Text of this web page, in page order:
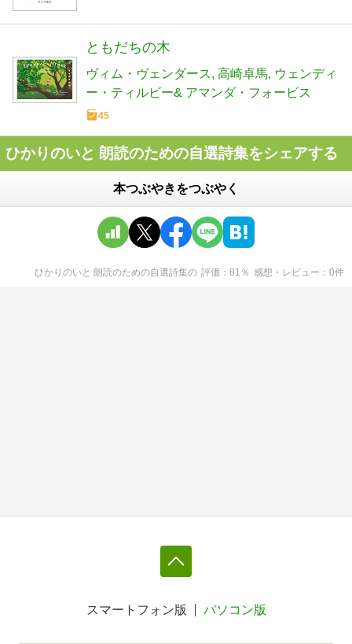
ともだちの木
ヴィム・ヴェンダース 高崎卓馬 ウェンディ
ー・ティルビー& アマンダ・フォービス
45
ひかりのいと 朗読のための自選詩集をシェアする
本つぶやきをつぶやく
ひかりのいと 朗読のための自選詩集の 評価 81 ％ 感想・レビュー 0件
スマートフォン版 パソコン版